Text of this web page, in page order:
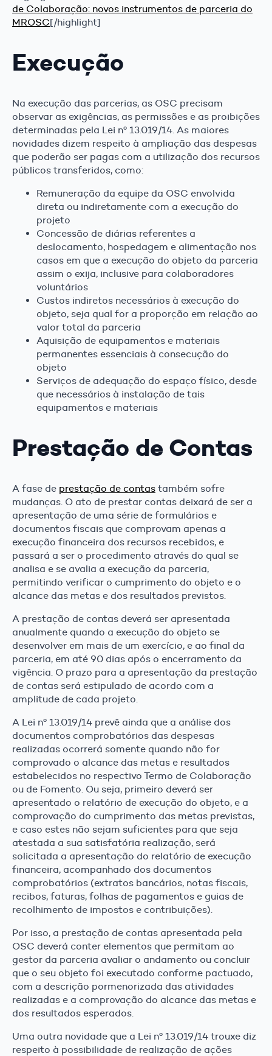
de Colaboração: novos instrumentos de parceria do
MROSC[/highlight]
Execução
Na execução das parcerias, as OSC precisam
observar as exigências, as permissões e as proibições
determinadas pela Lei nº 13.019/14. As maiores
novidades dizem respeito à ampliação das despesas
que poderão ser pagas com a utilização dos recursos
públicos transferidos, como:
Remuneração da equipe da OSC envolvida
direta ou indiretamente com a execução do
projeto
Concessão de diárias referentes a
deslocamento, hospedagem e alimentação nos
casos em que a execução do objeto da parceria
assim o exija, inclusive para colaboradores
voluntários
Custos indiretos necessários à execução do
objeto, seja qual for a proporção em relação ao
valor total da parceria
Aquisição de equipamentos e materiais
permanentes essenciais à consecução do
objeto
Serviços de adequação do espaço físico, desde
que necessários à instalação de tais
equipamentos e materiais
Prestação de Contas
A fase de prestação de contas também sofre
mudanças. O ato de prestar contas deixará de ser a
apresentação de uma série de formulários e
documentos fiscais que comprovam apenas a
execução financeira dos recursos recebidos, e
passará a ser o procedimento através do qual se
analisa e se avalia a execução da parceria,
permitindo verificar o cumprimento do objeto e o
alcance das metas e dos resultados previstos.
A prestação de contas deverá ser apresentada
anualmente quando a execução do objeto se
desenvolver em mais de um exercício, e ao final da
parceria, em até 90 dias após o encerramento da
vigência. O prazo para a apresentação da prestação
de contas será estipulado de acordo com a
amplitude de cada projeto.
A Lei nº 13.019/14 prevê ainda que a análise dos
documentos comprobatórios das despesas
realizadas ocorrerá somente quando não for
comprovado o alcance das metas e resultados
estabelecidos no respectivo Termo de Colaboração
ou de Fomento. Ou seja, primeiro deverá ser
apresentado o relatório de execução do objeto, e a
comprovação do cumprimento das metas previstas,
e caso estes não sejam suficientes para que seja
atestada a sua satisfatória realização, será
solicitada a apresentação do relatório de execução
financeira, acompanhado dos documentos
comprobatórios (extratos bancários, notas fiscais,
recibos, faturas, folhas de pagamentos e guias de
recolhimento de impostos e contribuições).
Por isso, a prestação de contas apresentada pela
OSC deverá conter elementos que permitam ao
gestor da parceria avaliar o andamento ou concluir
que o seu objeto foi executado conforme pactuado,
com a descrição pormenorizada das atividades
realizadas e a comprovação do alcance das metas e
dos resultados esperados.
Uma outra novidade que a Lei nº 13.019/14 trouxe diz
respeito à possibilidade de realização de ações